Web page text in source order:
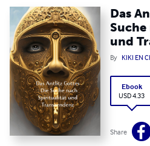
Das
und
By KIKI EN
Ebook
USD 4.33
Share